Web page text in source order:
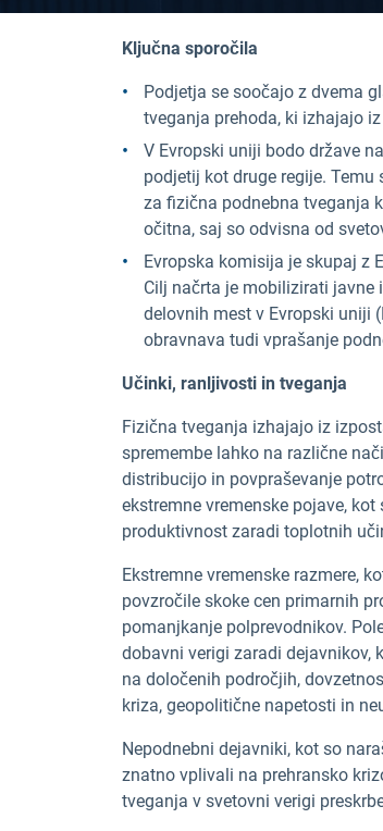
Ključna sporočila
Podjetja se soočajo z dvema
tveganja prehoda, ki izhajajo
V Evropski uniji bodo države
podjetij kot druge regije.
za fizična podnebna tveganja
očitna, saj so odvisna od
Evropska komisija je skupaj z
Cilj načrta je mobilizirati javne
delovnih mest v Evropski uniji
obravnava tudi vprašanje
Učinki, ranljivosti in tveganja
Fizična tveganja izhajajo iz
spremembe lahko na različne
distribucijo in povpraševanje
ekstremne vremenske pojave,
produktivnost zaradi toplotnih
Ekstremne vremenske razmere,
povzročile skoke cen primarnih
pomanjkanje polprevodnikov.
dobavni verigi zaradi dejavnikov,
na določenih področjih,
kriza, geopolitične napetosti in
Nepodnebni dejavniki, kot so
znatno vplivali na prehransko
tveganja v svetovni verigi